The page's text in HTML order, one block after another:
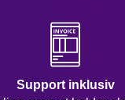
Support inklusiv